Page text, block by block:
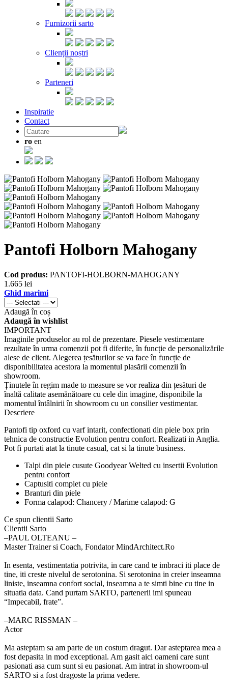
Furnizorii sarto
Clienții noștri
Parteneri
Inspiratie
Contact
ro en
Pantofi Holborn Mahogany
Cod produs: PANTOFI-HOLBORN-MAHOGANY
1.665 lei
Ghid marimi
Adaugă în coș
Adaugă în wishlist
IMPORTANT
Imaginile produselor au rol de prezentare. Piesele vestimentare
rezultate în urma comenzii pot fi diferite, în funcție de personalizările
alese de client. Alegerea țesăturilor se va face în funcție de
disponibilitatea acestora la momentul plasării comenzii în
showroom.
Ținutele în regim made to measure se vor realiza din țesături de
înaltă calitate asemănătoare cu cele din imagine, disponibile la
momentul întâlnirii în showroom cu un consilier vestimentar.
Descriere
Pantofi tip oxford cu varf intarit, confectionati din piele box prin
tehnica de constructie Evolution pentru confort. Realizati in Anglia.
Pot fi purtati atat la tinute casual, cat si la tinute business.
Talpi din piele cusute Goodyear Welted cu insertii Evolution
pentru confort
Captusiti complet cu piele
Branturi din piele
Forma calapod: Chancery / Marime calapod: G
Ce spun clientii Sarto
Clientii Sarto
‒PAUL OLTEANU –
Master Trainer si Coach, Fondator MindArchitect.Ro
In esenta, vestimentatia potrivita, in care cand te imbraci iti place de
tine, iti creste nivelul de serotonina. Si serotonina in creier inseamna
liniste, inseamna confort social, inseamna a te simti bine cu tine in
situatia data. Cand purtam SARTO, partenerii imi spuneau
“Impecabil, frate”.
‒MARC RISSMAN –
Actor
Ma asteptam sa am parte de un costum dragut. Dar asteptarea mea a
fost depasita in mod exceptional. Am gasit aici oameni care sunt
pasionati asa cum sunt si eu pasionat. Am intrat in showroom-ul
SARTO si a fost dragoste la prima vedere.